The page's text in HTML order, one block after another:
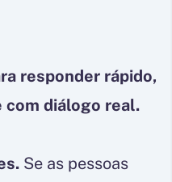
responder rápido,
com diálogo real.
Se as pessoas